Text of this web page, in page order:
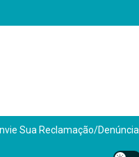
Sua Reclamação/Denúncia